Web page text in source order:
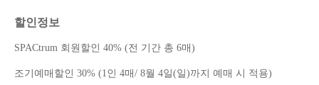
할인정보
SPACtrum 회원할인 40% (전 기간 총 6매 )
조기예매할인 30% (1인 4매 / 8월 4일(일)까지 예매 시 적용)